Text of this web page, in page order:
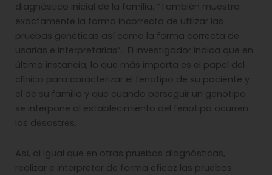
diagnóstico inicial de la familia. “También muestra
exactamente la forma incorrecta de utilizar las
pruebas genéticas así como la forma correcta de
usarlas e interpretarlas”. El investigador indica que en
última instancia, lo que más importa es el papel del
clínico para caracterizar el fenotipo de su paciente y
el de su familia y que cuando perseguir un genotipo
se interpone al establecimiento del fenotipo ocurren
los desastres.
Así, al igual que en otras pruebas diagnósticas,
realizar e interpretar de forma eficaz las pruebas